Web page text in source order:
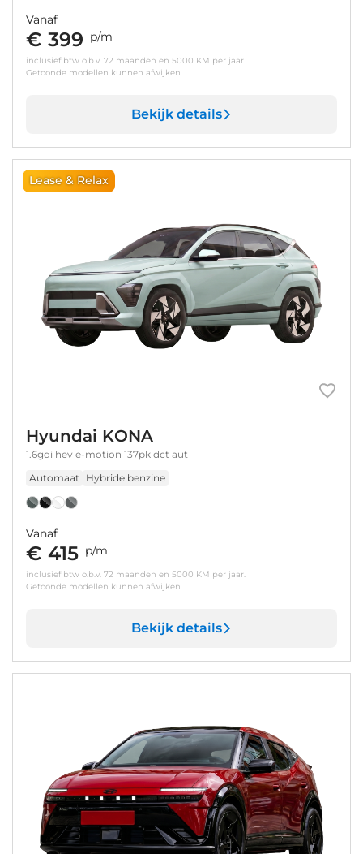
Vanaf
€ 399 p/m
inclusief btw o.b.v. 72 maanden en 5000 KM per jaar.
Getoonde modellen kunnen afwijken
Bekijk details
Lease & Relax
Hyundai KONA
1.6gdi hev e-motion 137pk dct aut
Automaat
Hybride benzine
Vanaf
€ 415 p/m
inclusief btw o.b.v. 72 maanden en 5000 KM per jaar.
Getoonde modellen kunnen afwijken
Bekijk details